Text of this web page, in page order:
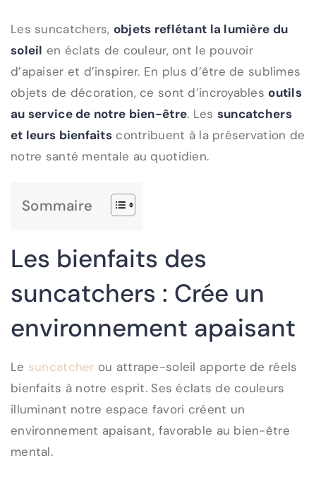
Les suncatchers, objets reflétant la lumière du
soleil en éclats de couleur, ont le pouvoir
d’apaiser et d’inspirer. En plus d’être de sublimes
objets de décoration, ce sont d’incroyables outils
au service de notre bien-être. Les suncatchers
et leurs bienfaits contribuent à la préservation de
notre santé mentale au quotidien.
Sommaire
Les bienfaits des
suncatchers : Crée un
environnement apaisant
Le suncatcher ou attrape-soleil apporte de réels
bienfaits à notre esprit. Ses éclats de couleurs
illuminant notre espace favori créent un
environnement apaisant, favorable au bien-être
mental.